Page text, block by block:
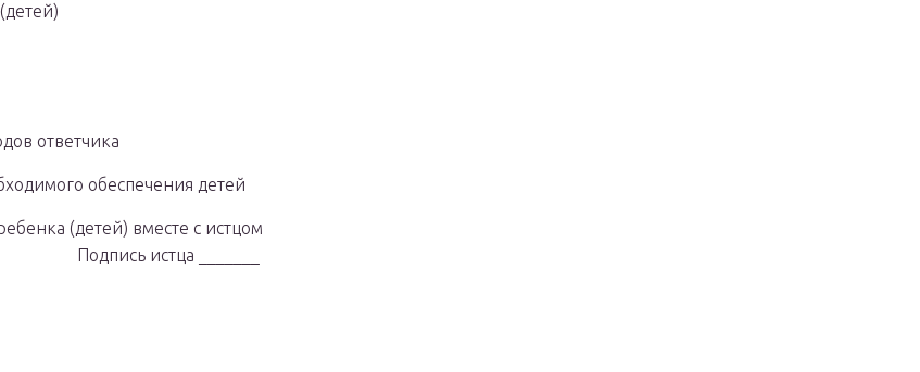
ответчика
обеспечения детей
(детей) вместе с истцом
г. Подпись истца _______